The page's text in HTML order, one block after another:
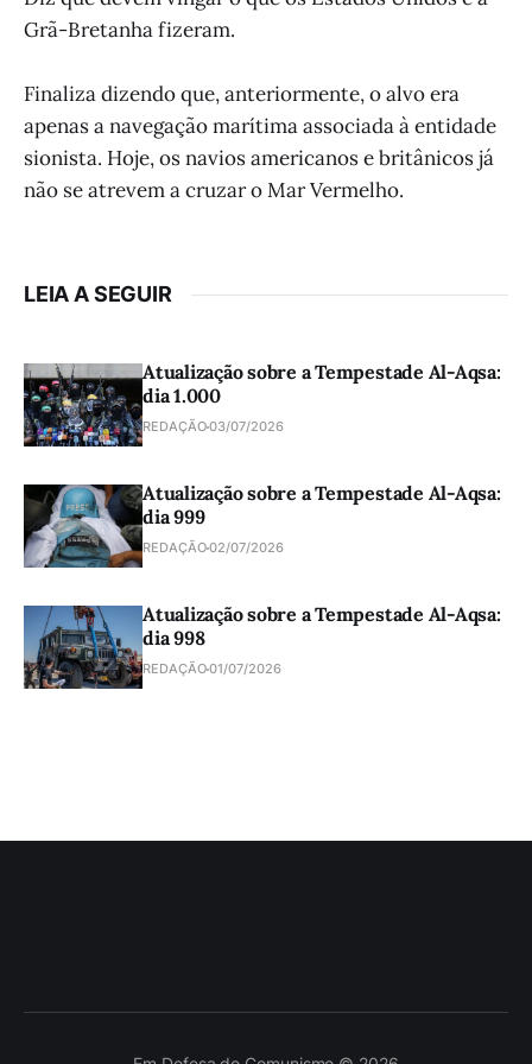
Grã-Bretanha fizeram.
Finaliza dizendo que, anteriormente, o alvo era
apenas a navegação marítima associada à entidade
sionista. Hoje, os navios americanos e britânicos já
não se atrevem a cruzar o Mar Vermelho.
LEIA A SEGUIR
Atualização sobre a Tempestade Al-Aqsa:
dia 1.000
REDAÇÃO03/07/2026
Atualização sobre a Tempestade Al-Aqsa:
dia 999
REDAÇÃO02/07/2026
Atualização sobre a Tempestade Al-Aqsa:
dia 998
REDAÇÃO01/07/2026